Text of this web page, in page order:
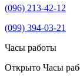
(096) 213-42-12
(099) 394-03-21
Часы работы
Открыто Часы